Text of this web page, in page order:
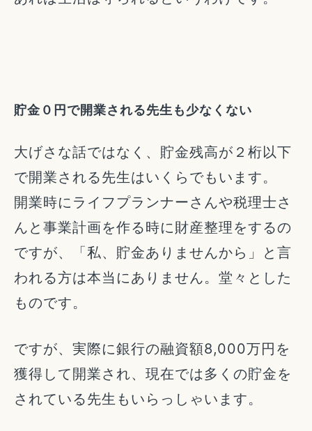
貯金０円で開業される先生も少なくない
大げさな話ではなく、貯金残高が２桁以下
で開業される先生はいくらでもいます。
開業時にライフプランナーさんや税理士さ
んと事業計画を作る時に財産整理をするの
ですが、「私、貯金ありませんから」と言
われる方は本当にありません。堂々とした
ものです。
ですが、実際に銀行の融資額8,000万円を
獲得して開業され、現在では多くの貯金を
されている先生もいらっしゃいます。